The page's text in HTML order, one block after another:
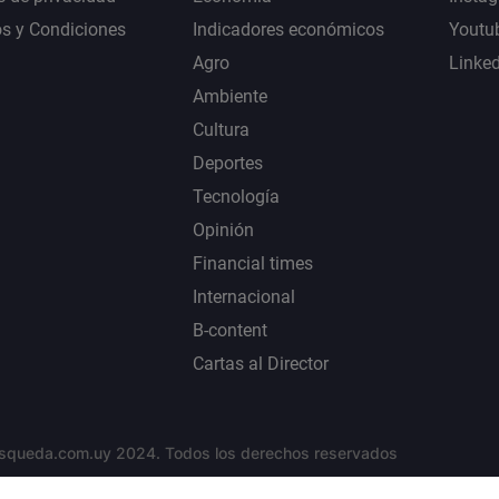
y Condiciones
Indicadores económicos
Agro
Ambiente
Cultura
Deportes
Tecnología
Opinión
Financial times
Internacional
B-content
Cartas al Director
2024. Todos los derechos reservados